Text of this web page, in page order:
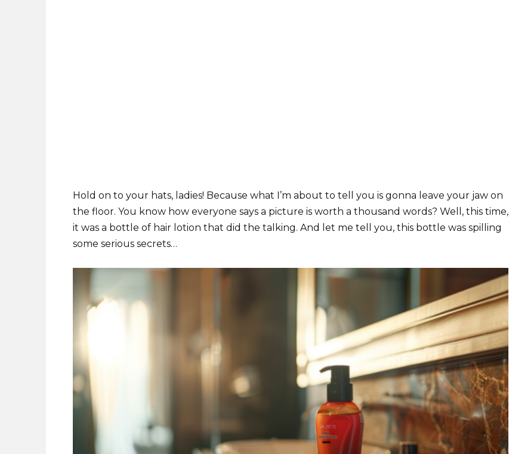
Hold on to your hats, ladies! Because what I’m about to tell you is gonna leave your jaw on
the floor. You know how everyone says a picture is worth a thousand words? Well, this time,
it was a bottle of hair lotion that did the talking. And let me tell you, this bottle was spilling
some serious secrets…